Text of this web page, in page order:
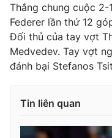
Liên hệ tòa soạn
THỜI BÁO VTV
Theo dõi báo trên
Thắng chung cuộc
Federer lần thứ 12
Đối thủ của tay vợt
Medvedev. Tay vợt
đánh bại Stefanos
Tin liên quan